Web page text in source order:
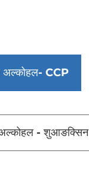
अल्कोहल- CCP
अल्कोहल - शुआङक्सिन